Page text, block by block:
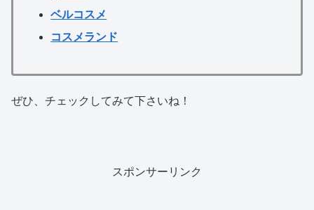
ベルコスメ
コスメランド
ぜひ、チェックしてみて下さいね！
スポンサーリンク